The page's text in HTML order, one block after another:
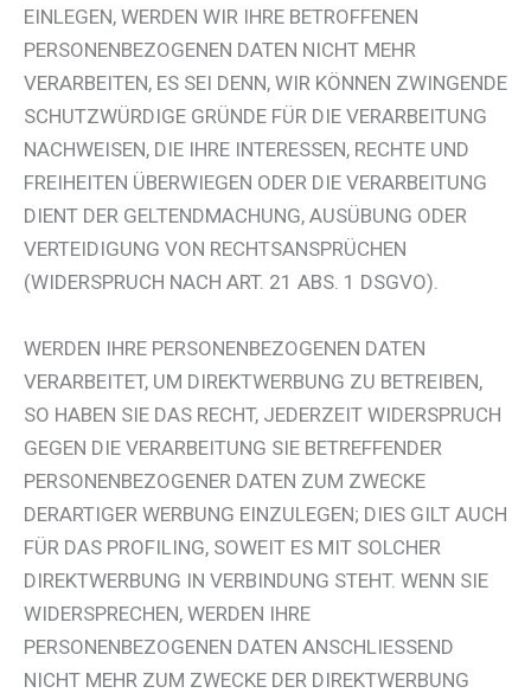
EINLEGEN, WERDEN WIR IHRE BETROFFENEN
PERSONENBEZOGENEN DATEN NICHT MEHR
VERARBEITEN, ES SEI DENN, WIR KÖNNEN ZWINGENDE
SCHUTZWÜRDIGE GRÜNDE FÜR DIE VERARBEITUNG
NACHWEISEN, DIE IHRE INTERESSEN, RECHTE UND
FREIHEITEN ÜBERWIEGEN ODER DIE VERARBEITUNG
DIENT DER GELTENDMACHUNG, AUSÜBUNG ODER
VERTEIDIGUNG VON RECHTSANSPRÜCHEN
(WIDERSPRUCH NACH ART. 21 ABS. 1 DSGVO).
WERDEN IHRE PERSONENBEZOGENEN DATEN
VERARBEITET, UM DIREKTWERBUNG ZU BETREIBEN,
SO HABEN SIE DAS RECHT, JEDERZEIT WIDERSPRUCH
GEGEN DIE VERARBEITUNG SIE BETREFFENDER
PERSONENBEZOGENER DATEN ZUM ZWECKE
DERARTIGER WERBUNG EINZULEGEN; DIES GILT AUCH
FÜR DAS PROFILING, SOWEIT ES MIT SOLCHER
DIREKTWERBUNG IN VERBINDUNG STEHT. WENN SIE
WIDERSPRECHEN, WERDEN IHRE
PERSONENBEZOGENEN DATEN ANSCHLIESSEND
NICHT MEHR ZUM ZWECKE DER DIREKTWERBUNG